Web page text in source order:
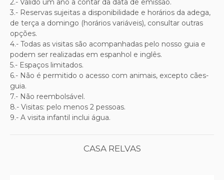
2.- Válido um ano a contar da data de emissão.
3.- Reservas sujeitas a disponibilidade e horários da adega,
de terça a domingo (horários variáveis), consultar outras
opções.
4.- Todas as visitas são acompanhadas pelo nosso guia e
podem ser realizadas em espanhol e inglês.
5.- Espaços limitados.
6.- Não é permitido o acesso com animais, excepto cães-
guia.
7.- Não reembolsável.
8.- Visitas: pelo menos 2 pessoas.
9.- A visita infantil inclui água.
CASA RELVAS